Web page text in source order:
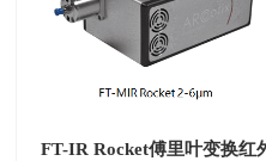
FT-IR Rocket傅里叶变换红